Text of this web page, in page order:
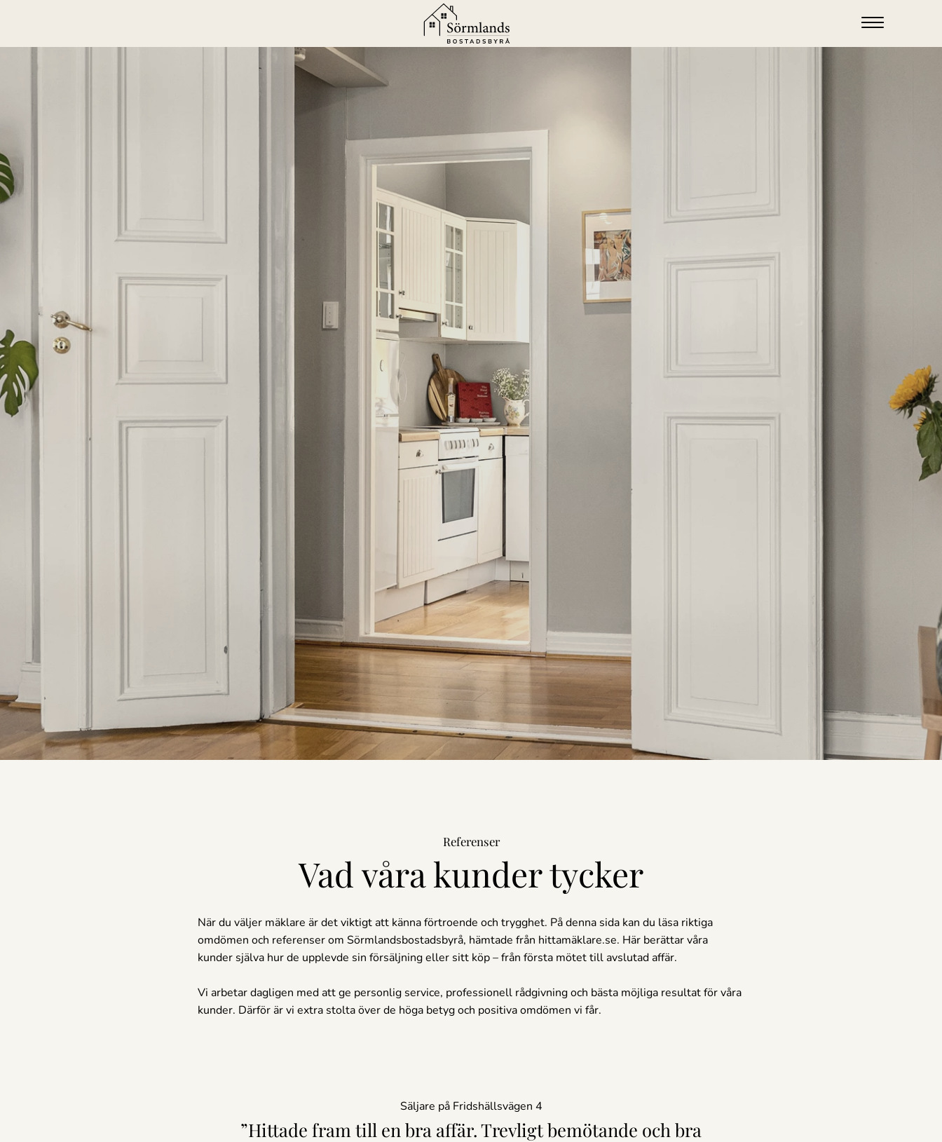
Referenser
Vad våra kunder tycker
När du väljer mäklare är det viktigt att känna förtroende och trygghet. På denna sida kan du läsa riktiga
omdömen och referenser om Sörmlandsbostadsbyrå, hämtade från hittamäklare.se. Här berättar våra
kunder själva hur de upplevde sin försäljning eller sitt köp – från första mötet till avslutad affär.
Vi arbetar dagligen med att ge personlig service, professionell rådgivning och bästa möjliga resultat för våra
kunder. Därför är vi extra stolta över de höga betyg och positiva omdömen vi får.
Säljare på Fridshällsvägen 4
”Hittade fram till en bra affär. Trevligt bemötande och bra